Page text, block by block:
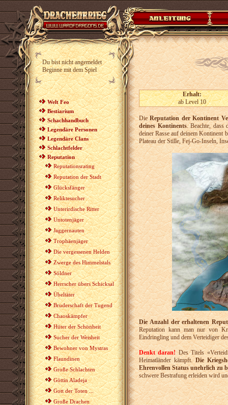
Du bist nicht angemeldet
Beginne mit dem Spiel
Welt Feo
Bestiarium
Schachhandbuch
Legendäre Personen
Legendäre Clans
Schlachtfelder
Reputation
Reputationsrating
Reputation der Stadt
Glücksfänger
Reliktesucher
Unterirdische Ritter
Untotenjäger
Jaggernauten
Trophäenjäger
Die vergessenen Helden
Zwerge des Himmelstals
Söldner
Herrscher übers Schicksal
Übeltäter
Bruderschaft der Tugend
Chaoskämpfer
Hüter der Schönheit
Sucher der Weisheit
Bewohner von Mystras
Flaundinen
Große Schlachten
Göttin Aladeja
Gott der Toten ...
Große Drachen
Erhalt:
ab Level 10
DieReputation der Kontinent
deines Kontinents. Beachte, dass
deiner Rasse auf deinem Kontinent
Plateau der Stille, Fej-Go-Inseln,
Die Anzahl der erhaltenen
Reputation kann man nur von
Eindringling und dem Verteidiger
Denkt daran!Des Titels
Heimatländer kämpft.Die
Ehrenvollen Status unehrlich zu
schwere Bestrafung erleiden wird